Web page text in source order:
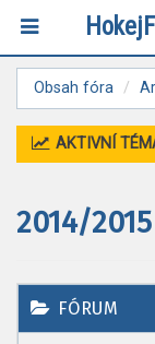
Obsah fóra
AKTIVNÍ
2014/2015
FÓRUM